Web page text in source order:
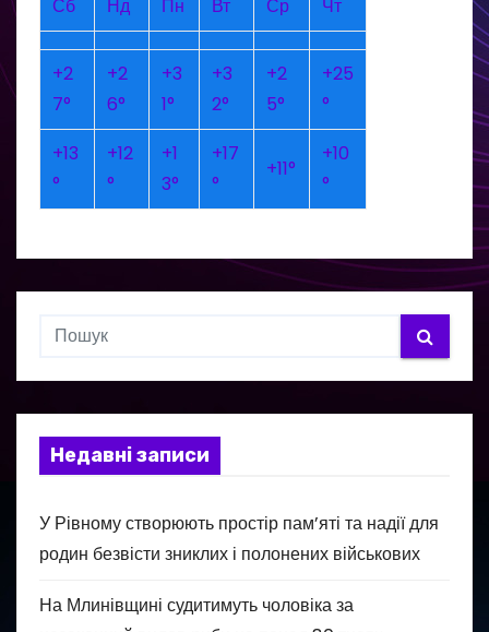
Сб
Нд Пн Вт Ср Чт
+2
7°
+2
6°
+3
1°
+3
2°
+2
5°
+25
°
+13
°
+12
°
+1
3°
+17
°
+11°
+10
°
Недавні записи
У Рівному створюють простір пам’яті та надії для
родин безвісти зниклих і полонених військових
На Млинівщині судитимуть чоловіка за